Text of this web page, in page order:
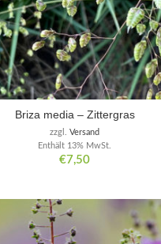
Briza media – Zittergras
€7,50
Enthält 13% MwSt.
zzgl.Versand